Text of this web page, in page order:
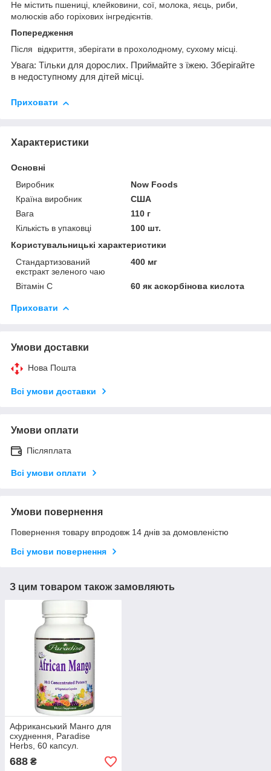
Не містить пшениці, клейковини, сої, молока, яєць, риби,
молюсків або горіхових інгредієнтів.
Попередження
Після відкриття, зберігати в прохолодному, сухому місці.
Увага: Тільки для дорослих. Приймайте з їжею. Зберігайте
в недоступному для дітей місці.
Приховати
Характеристики
Основні
Виробник
Now Foods
Країна виробник
США
Вага
110 г
Кількість в упаковці
100 шт.
Користувальницькі характеристики
Стандартизований
екстракт зеленого чаю
400 мг
Вітамін С 60 як аскорбінова кислота
Приховати
Умови доставки
Нова Пошта
Всі умови доставки
Умови оплати
Післяплата
Всі умови оплати
Умови повернення
Повернення товару впродовж 14 днів за домовленістю
Всі умови повернення
З цим товаром також замовляють
Африканський Манго для
схуднення, Paradise
Herbs, 60 капсул.
Зроблено в США
688 ₴